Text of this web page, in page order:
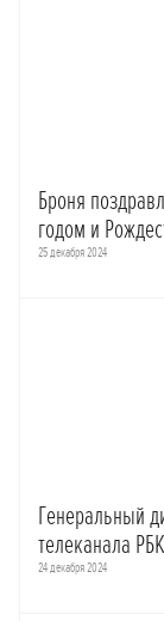
Броня
годом и
25 декабря 2024
Генеральный
телеканала
24 декабря 2024